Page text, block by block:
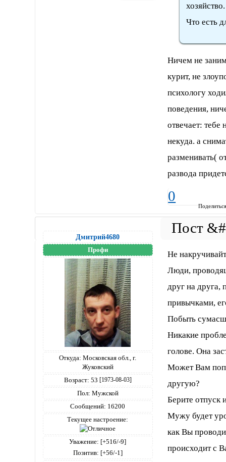
Что есть
Ничем не
курит, не
психологу
поведения,
отвечает: тебе
некуда. а
разменивать(
развода
0
Дмитрий4680
Профи
Откуда: Московская обл., г.
Жуковский
Возраст: 53 [1973-08-03]
Пол: Мужской
Сообщений: 16200
Текущее настроение:
Уважение: [+516/-9]
Позитив: [+56/-1]
Не
Люди,
друг на друга,
привычками,
Побыть
Никакие
голове. Она
Может Вам
другую?
Берите
Мужу будет
как Вы
происходит с